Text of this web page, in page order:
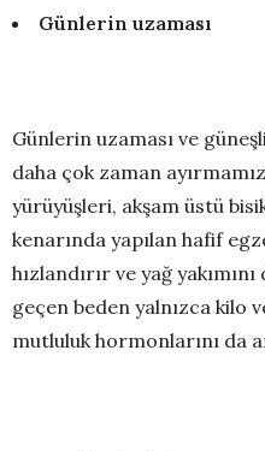
Günlerin uzaması
Günlerin uzaması ve
daha çok zaman
yürüyüşleri, akşam üstü
kenarında yapılan hafif
hızlandırır ve yağ
geçen beden yalnızca kilo
mutluluk hormonlarını da